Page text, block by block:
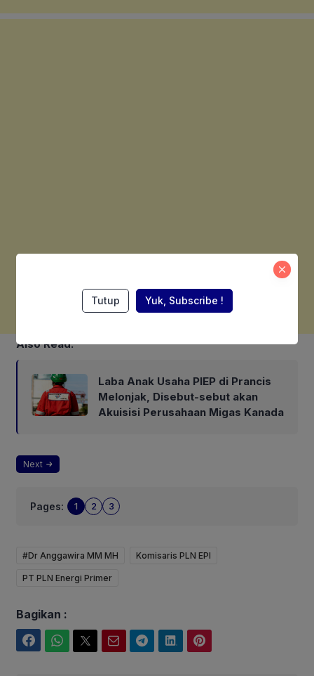
Also Read:
Laba Anak Usaha PIEP di Prancis
Melonjak, Disebut-sebut akan
Akuisisi Perusahaan Migas Kanada
Next
Pages: 1 2 3
#Dr Anggawira MM MH Komisaris PLN EPI
PT PLN Energi Primer
Bagikan :
Tutup Yuk, Subscribe !